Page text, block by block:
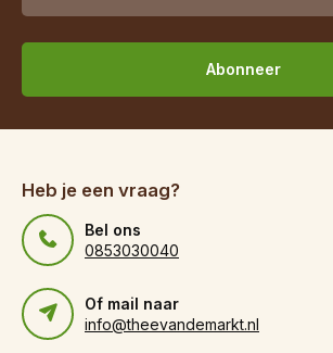
Abonneer
Heb je een vraag?
Bel ons
0853030040
Of mail naar
info@theevandemarkt.nl